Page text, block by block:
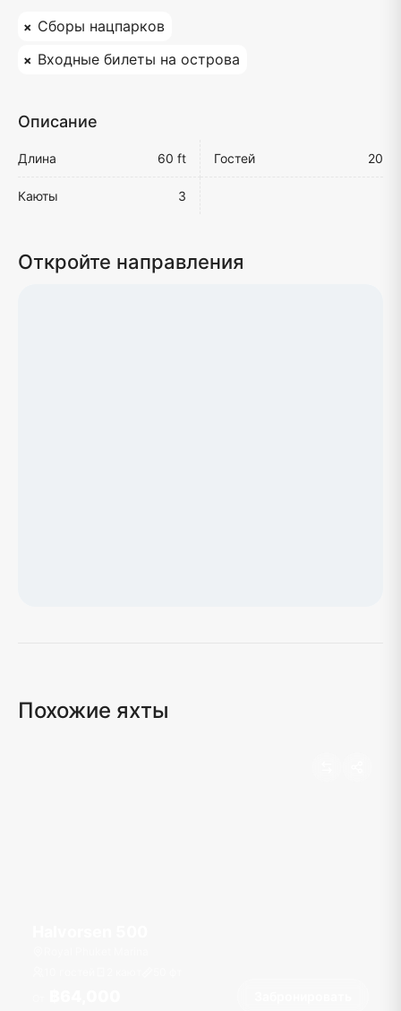
Сборы нацпарков
Входные билеты на острова
Описание
Длина 60 ft Гостей 20
Каюты 3
Откройте направления
Похожие яхты